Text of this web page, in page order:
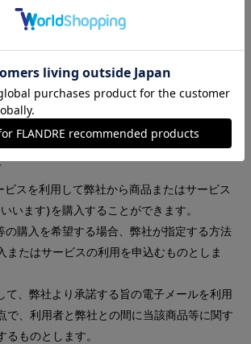
囲外での使用をすることはできません。
ないものとします。
第4章 商品の購入
ビスを利用して弊社から商品またはサービス
います)を購入することができます。
の購入を希望する場合、弊社が指定する方法
またはサービスの利用を申込むものとしま
て、弊社より承諾する旨の電子メールを利用
で、利用者と弊社との間に当該商品等に関す
るものとします。